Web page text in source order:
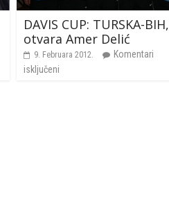
DAVIS CUP: TURSKA-BIH,
otvara Amer Delić
9. Februara 2012.
Komentari
isključeni